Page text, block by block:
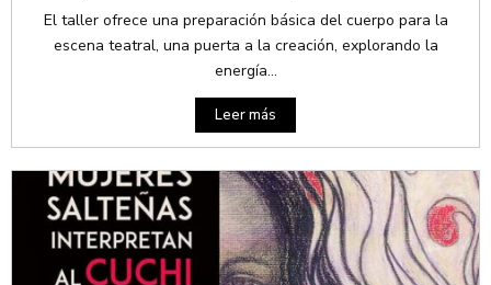
El taller ofrece una preparación básica del cuerpo para la
escena teatral, una puerta a la creación, explorando la
energía...
Leer más